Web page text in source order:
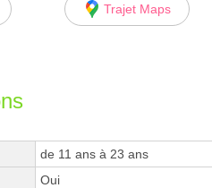
Trajet Maps
de 11 ans à 23 ans
Oui